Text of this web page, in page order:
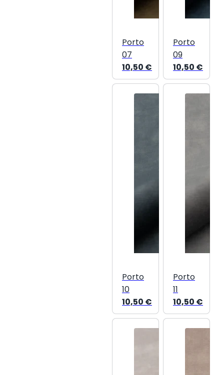
Porto
07
10,50 €
Porto
09
10,50 €
Porto
10
10,50 €
Porto
11
10,50 €